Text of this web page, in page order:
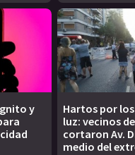
y
Hartos por
luz: vecinos
cortaron Av.
medio del